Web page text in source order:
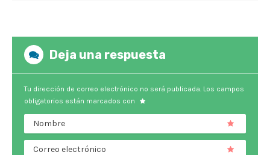
Deja una respuesta
Tu dirección de correo electrónico no será publicada. Los campos
obligatorios están marcados con
Nombre
Correo electrónico